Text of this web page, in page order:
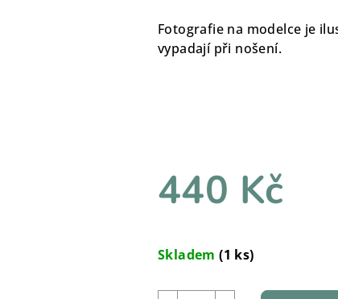
Fotografie na modelce je
vypadají při nošení.
440 Kč
cena:
Skladem(1 ks)